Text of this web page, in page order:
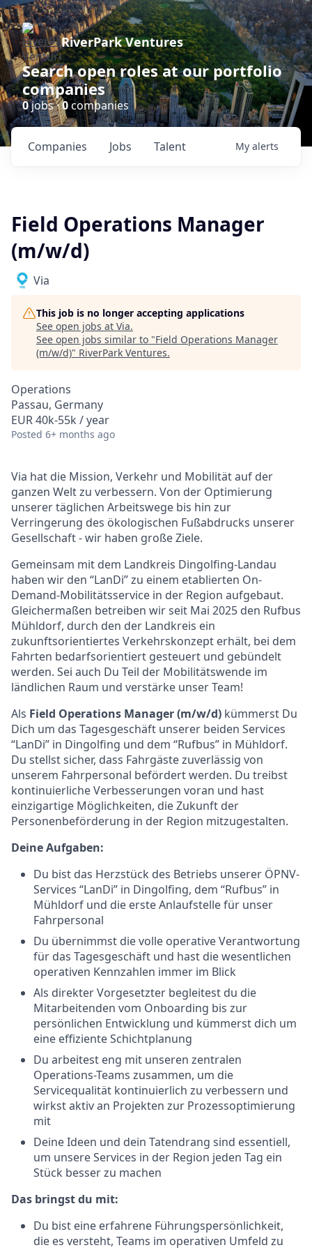
RiverPark Ventures
Search open roles at our portfolio
companies
0jobs ·0companies
Jobs
Companies Talent My alerts
Field Operations Manager
(m/w/d)
Via
This job is no longer accepting applications
See open jobs at Via.
See open jobs similar to "Field Operations Manager
(m/w/d)" RiverPark Ventures.
Operations
Passau, Germany
EUR 40k-55k / year
Posted 6+ months ago
Via hat die Mission, Verkehr und Mobilität auf der
ganzen Welt zu verbessern. Von der Optimierung
unserer täglichen Arbeitswege bis hin zur
Verringerung des ökologischen Fußabdrucks unserer
Gesellschaft - wir haben große Ziele.
Gemeinsam mit dem Landkreis Dingolfing-Landau
haben wir den “LanDi” zu einem etablierten On-
Demand-Mobilitätsservice in der Region aufgebaut.
Gleichermaßen betreiben wir seit Mai 2025 den Rufbus
Mühldorf, durch den der Landkreis ein
zukunftsorientiertes Verkehrskonzept erhält, bei dem
Fahrten bedarfsorientiert gesteuert und gebündelt
werden. Sei auch Du Teil der Mobilitätswende im
ländlichen Raum und verstärke unser Team!
Als Field Operations Manager (m/w/d) kümmerst Du
Dich um das Tagesgeschäft unserer beiden Services
“LanDi” in Dingolfing und dem “Rufbus” in Mühldorf.
Du stellst sicher, dass Fahrgäste zuverlässig von
unserem Fahrpersonal befördert werden. Du treibst
kontinuierliche Verbesserungen voran und hast
einzigartige Möglichkeiten, die Zukunft der
Personenbeförderung in der Region mitzugestalten.
Deine Aufgaben:
Du bist das Herzstück des Betriebs unserer ÖPNV-
Services “LanDi” in Dingolfing, dem “Rufbus” in
Mühldorf und die erste Anlaufstelle für unser
Fahrpersonal
Du übernimmst die volle operative Verantwortung
für das Tagesgeschäft und hast die wesentlichen
operativen Kennzahlen immer im Blick
Als direkter Vorgesetzter begleitest du die
Mitarbeitenden vom Onboarding bis zur
persönlichen Entwicklung und kümmerst dich um
eine effiziente Schichtplanung
Du arbeitest eng mit unseren zentralen
Operations-Teams zusammen, um die
Servicequalität kontinuierlich zu verbessern und
wirkst aktiv an Projekten zur Prozessoptimierung
mit
Deine Ideen und dein Tatendrang sind essentiell,
um unsere Services in der Region jeden Tag ein
Stück besser zu machen
Das bringst du mit:
Du bist eine erfahrene Führungspersönlichkeit,
die es versteht, Teams im operativen Umfeld zu